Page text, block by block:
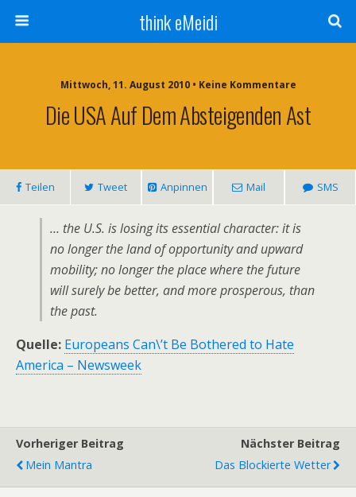
think eMeidi
Mittwoch, 11. August 2010 • Keine Kommentare
Die USA Auf Dem Absteigenden Ast
Teilen Tweet Anpinnen Mail SMS
… the U.S. is losing its essential character: it is
no longer the land of opportunity and upward
mobility; no longer the place where the future
will surely be better, and more prosperous, than
the past.
Quelle: Europeans Can\’t Be Bothered to Hate
America – Newsweek
Vorheriger Beitrag
Mein Mantra
Nächster Beitrag
Das Blockierte Wetter